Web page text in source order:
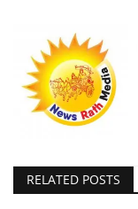
RELATED POSTS